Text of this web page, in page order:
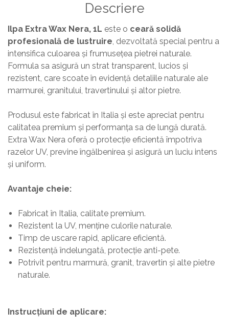
Descriere
Ilpa Extra Wax Nera, 1L este o ceară solidă
profesională de lustruire, dezvoltată special pentru a
intensifica culoarea și frumusețea pietrei naturale.
Formula sa asigură un strat transparent, lucios și
rezistent, care scoate în evidență detaliile naturale ale
marmurei, granitului, travertinului și altor pietre.
Produsul este fabricat în Italia și este apreciat pentru
calitatea premium și performanța sa de lungă durată.
Extra Wax Nera oferă o protecție eficientă împotriva
razelor UV, previne îngălbenirea și asigură un luciu intens
și uniform.
Avantaje cheie:
Fabricat în Italia, calitate premium.
Rezistent la UV, menține culorile naturale.
Timp de uscare rapid, aplicare eficientă.
Rezistență îndelungată, protecție anti-pete.
Potrivit pentru marmură, granit, travertin și alte pietre
naturale.
Instrucțiuni de aplicare: